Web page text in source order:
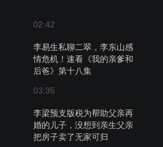
02:42
李易生私聊二翠，李东山感
情危机！速看《我的亲爹和
后爸》第十八集
03:35
李梁预支版税为帮助父亲再
婚的儿子，没想到亲生父亲
把房子卖了无家可归